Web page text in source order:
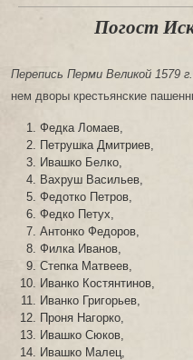
Погост
Перепись Перми Великой 1579
нем дворы крестьянские
Федка Ломаев,
Петрушка Дмитриев,
Ивашко Белко,
Вахруш Васильев,
Федотко Петров,
Федко Петух,
Антонко Федоров,
Филка Иванов,
Степка Матвеев,
Иванко Костянтинов,
Иванко Григорьев,
Проня Нагорко,
Ивашко Сюков,
Ивашко Малец,